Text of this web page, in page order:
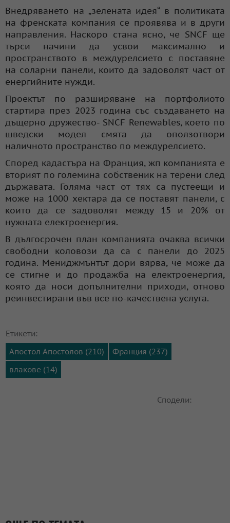
Внедряването на „зелената идея“ в политиката
на френската компания се проявява и в други
направления. Наскоро стана ясно, че SNCF ще
търси начини да усвои максимално и
пространството в междурелсието с поставяне
на соларни панели, които да задоволят част от
енергийните нужди.
Проектът по разширяване на портфолиото
стартира през 2023 година със създаването на
дъщерно дружество- SNCF Renewables, което по
шведски модел смята да оползотвори
наличното пространство по междурелсието.
Според кадастъра на Франция, жп компанията е
вторият по големина собственик на терени след
държавата. Голяма част от тях са пустеещи и
може на 1000 хектара да се поставят панели, с
които да се задоволят между 15 и 20% от
нужната електроенергия.
В дългосрочен план компанията очаква всички
свободни коловози да са с панели до 2025
година. Мениджмънтът дори вярва, че може да
се стигне и до продажба на електроенергия,
която да носи допълнителни приходи, отново
реинвестирани във все по-качествена услуга.
Етикети:
Апостол Апостолов (210)
Франция (237)
влакове (14)
Сподели: